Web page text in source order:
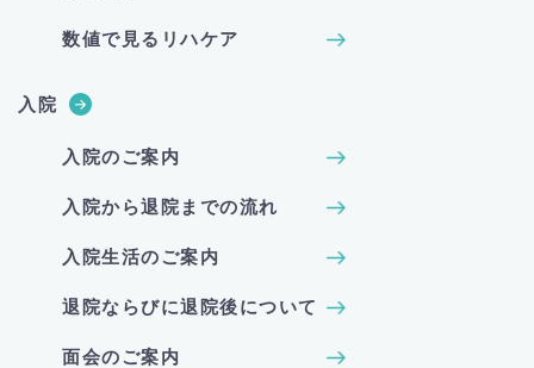
数値で見るリハケア
入院
入院のご案内
入院から退院までの流れ
入院生活のご案内
退院ならびに退院後について
面会のご案内